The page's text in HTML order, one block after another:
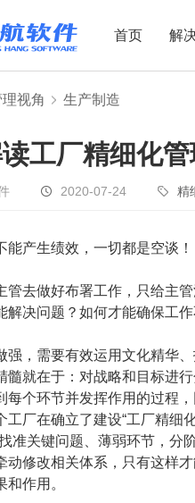
首页 解
备制造
标自动化
子制造
装备制造
械行业
行业
胶加工
智能制造
看更多>
电子贸易
元器件
大宗贸易
IC贸易行
项目型接
工贸一体
整合型
工业设备
查看更多>
机电
机械
视角 生产制造
工厂精细化管
2020-07-24 精
能产生绩效，一切都是空谈！
管去做好布署工作，只给主
解决问题？如何才能确保工
强，需要有效运用文化精华
髓就在于：对战略和目标进
每个环节并发挥作用的过程
工厂在确立了建设“工厂精细
准关键问题、薄弱环节，分
动修改相关体系，只有这样
和作用。